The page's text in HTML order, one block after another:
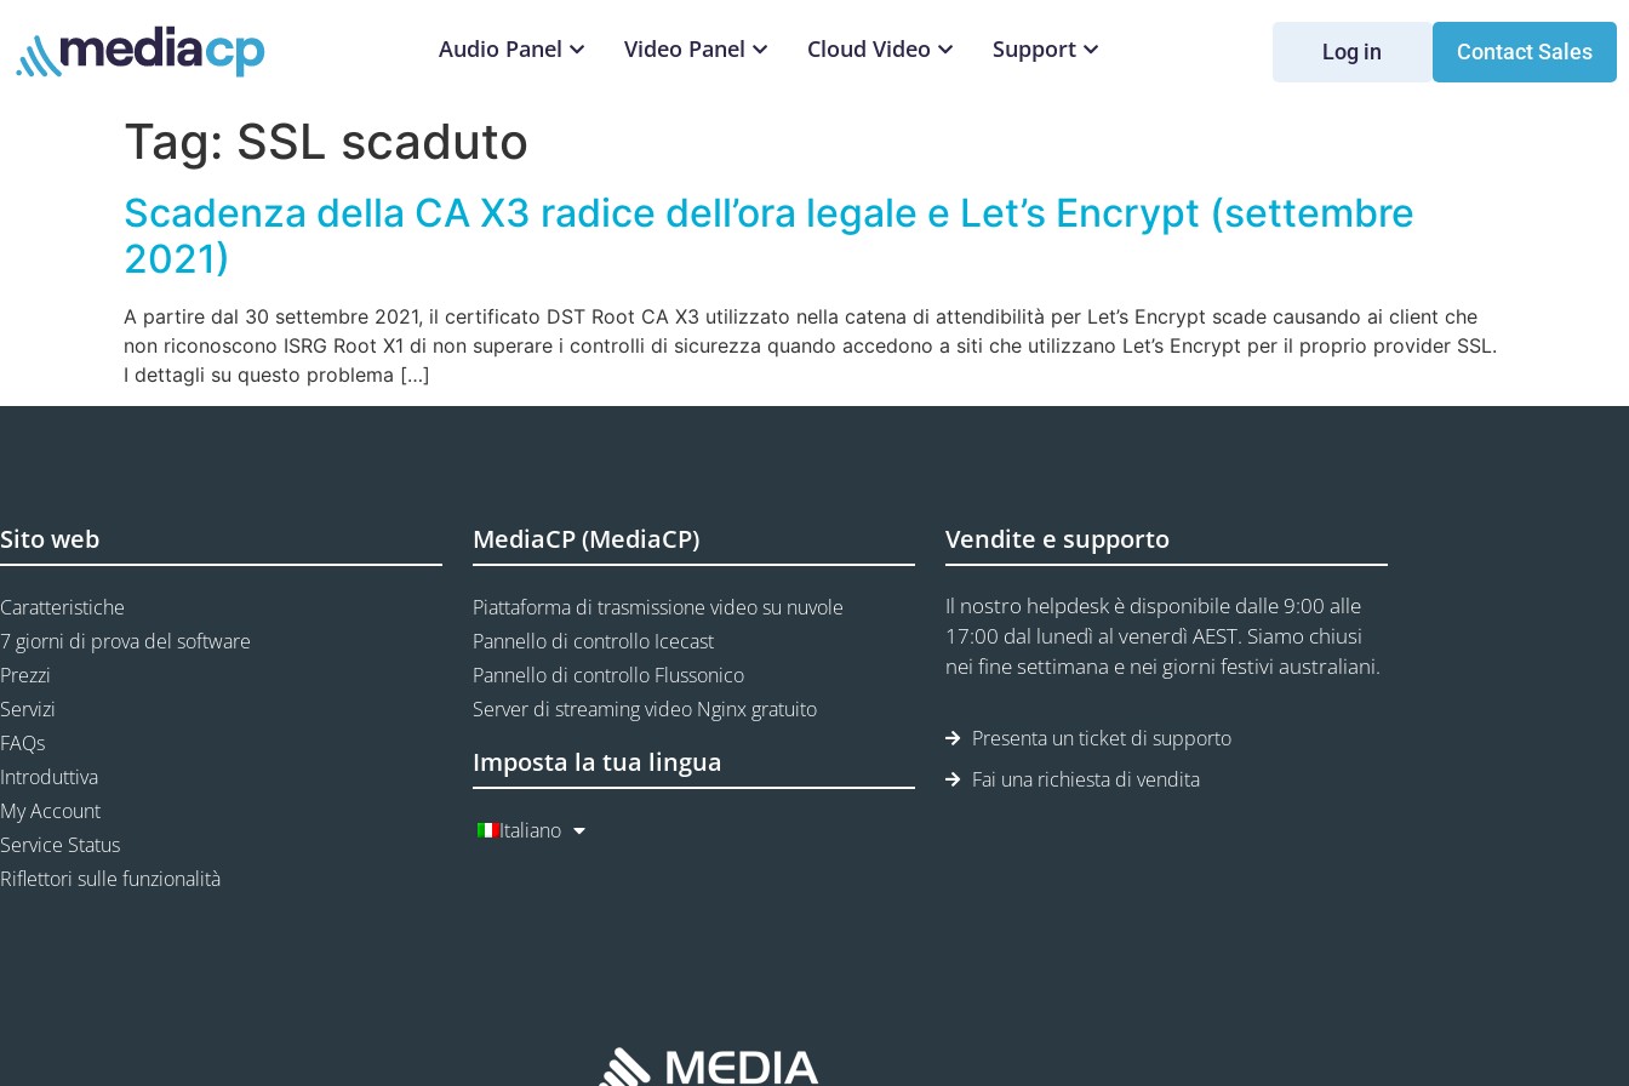
Audio Panel Video Panel Cloud Video Support Log in Contact Sales
Tag: SSL scaduto
Scadenza della CA X3 radice dell’ora legale e Let’s Encrypt (settembre
2021)
A partire dal 30 settembre 2021, il certificato DST Root CA X3 utilizzato nella catena di attendibilità per Let’s Encrypt scade causando ai client che
non riconoscono ISRG Root X1 di non superare i controlli di sicurezza quando accedono a siti che utilizzano Let’s Encrypt per il proprio provider SSL.
I dettagli su questo problema […]
Sito web
Caratteristiche
7 giorni di prova del software
Prezzi
Servizi
FAQs
Introduttiva
My Account
Service Status
Riflettori sulle funzionalità
MediaCP (MediaCP)
Piattaforma di trasmissione video su nuvole
Pannello di controllo Icecast
Pannello di controllo Flussonico
Server di streaming video Nginx gratuito
Imposta la tua lingua
Italiano
Vendite e supporto
Il nostro helpdesk è disponibile dalle 9:00 alle
17:00 dal lunedì al venerdì AEST. Siamo chiusi
nei fine settimana e nei giorni festivi australiani.
Presenta un ticket di supporto
Fai una richiesta di vendita